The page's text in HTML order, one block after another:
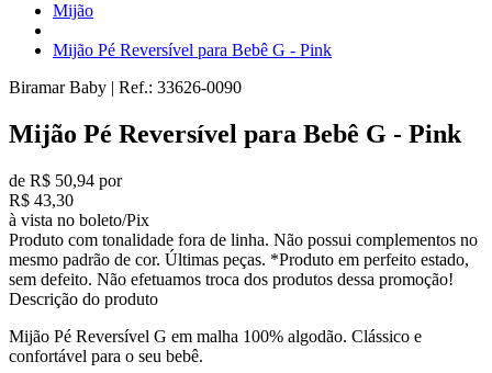
Mijão
Mijão Pé Reversível para Bebê G - Pink
Biramar Baby | Ref.: 33626-0090
Mijão Pé Reversível para Bebê G - Pink
de R$ 50,94 por
R$ 43,30
à vista no boleto/Pix
Produto com tonalidade fora de linha. Não possui complementos no
mesmo padrão de cor. Últimas peças. *Produto em perfeito estado,
sem defeito. Não efetuamos troca dos produtos dessa promoção!
Descrição do produto
Mijão Pé Reversível G em malha 100% algodão. Clássico e
confortável para o seu bebê.